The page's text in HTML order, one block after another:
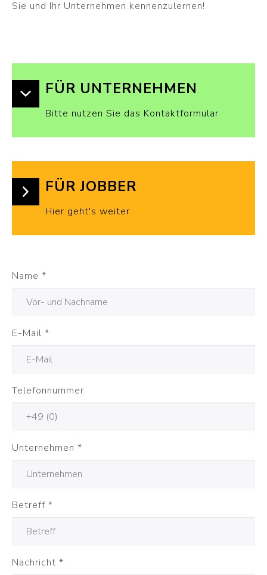
Sie und Ihr Unternehmen kennenzulernen!
FÜR UNTERNEHMEN
Bitte nutzen Sie das Kontaktformular
FÜR JOBBER
Hier geht's weiter
Name *
E-Mail *
Telefonnummer
Unternehmen *
Betreff *
Nachricht *